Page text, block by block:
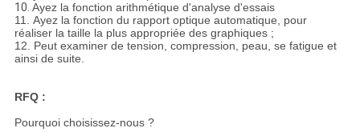
10. Ayez la fonction arithmétique d'analyse d'essais
11. Ayez la fonction du rapport optique automatique, pour
réaliser la taille la plus appropriée des graphiques ;
12. Peut examiner de tension, compression, peau, se fatigue et
ainsi de suite.
RFQ :
Pourquoi choisissez-nous ?